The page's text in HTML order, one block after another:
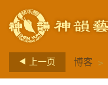
上一页 博客 >